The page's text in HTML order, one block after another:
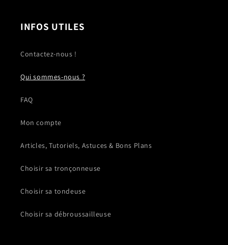
INFOS UTILES
Contactez-nous !
Qui sommes-nous ?
FAQ
Mon compte
Articles, Tutoriels, Astuces & Bons Plans
Choisir sa tronçonneuse
Choisir sa tondeuse
Choisir sa débroussailleuse